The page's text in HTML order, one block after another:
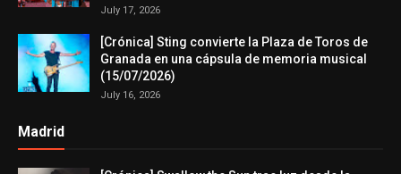
July 17, 2026
[Crónica] Sting convierte la Plaza de Toros de
Granada en una cápsula de memoria musical
(15/07/2026)
July 16, 2026
Madrid